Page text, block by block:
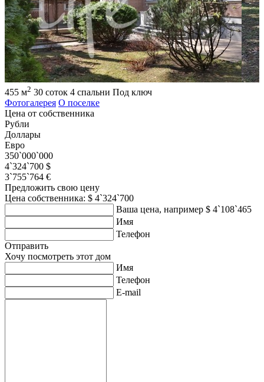
455 м2 30 соток 4 спальни Под ключ
Фотогалерея О поселке
Цена от собственника
Рубли
Доллары
Евро
350`000`000
4`324`700 $
3`755`764 €
Предложить свою цену
Цена собственника: $ 4`324`700
Ваша цена, например $ 4`108`465
Имя
Телефон
Отправить
Хочу посмотреть этот дом
Имя
Телефон
E-mail